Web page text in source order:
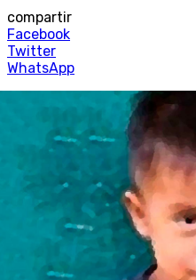
compartir
Facebook
Twitter
WhatsApp